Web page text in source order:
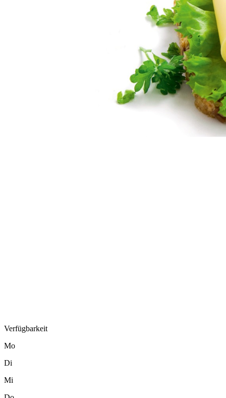
Verfügbarkeit
Mo
Di
Mi